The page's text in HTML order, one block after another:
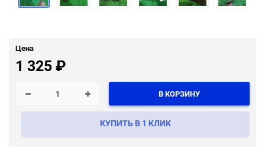
Цена
1 325₽
В КОРЗИНУ
КУПИТЬ В 1 КЛИК